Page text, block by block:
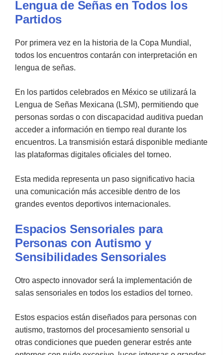
Lengua de Señas en Todos los
Partidos
Por primera vez en la historia de la Copa Mundial,
todos los encuentros contarán con interpretación en
lengua de señas.
En los partidos celebrados en México se utilizará la
Lengua de Señas Mexicana (LSM), permitiendo que
personas sordas o con discapacidad auditiva puedan
acceder a información en tiempo real durante los
encuentros. La transmisión estará disponible mediante
las plataformas digitales oficiales del torneo.
Esta medida representa un paso significativo hacia
una comunicación más accesible dentro de los
grandes eventos deportivos internacionales.
Espacios Sensoriales para
Personas con Autismo y
Sensibilidades Sensoriales
Otro aspecto innovador será la implementación de
salas sensoriales en todos los estadios del torneo.
Estos espacios están diseñados para personas con
autismo, trastornos del procesamiento sensorial u
otras condiciones que pueden generar estrés ante